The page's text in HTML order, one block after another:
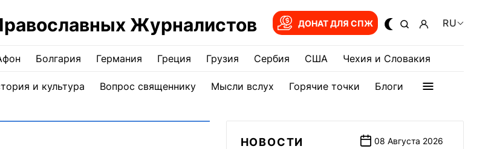
Журналистов ДОНАТ ДЛЯ СПЖ RU
Болгария Германия Греция Грузия Сербия США Чехия и Словакия
и культура Вопрос священнику Мысли вслух Горячие точки Блоги
НОВОСТИ 08 Августа 2026